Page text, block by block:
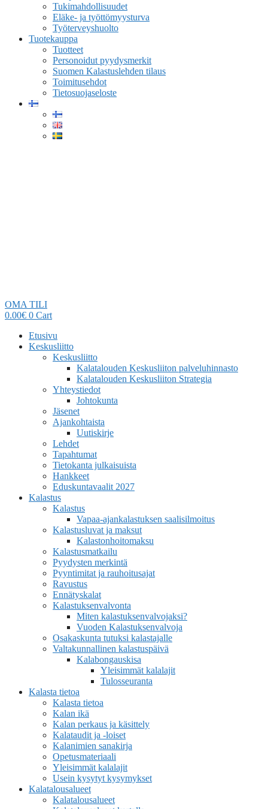
Tukimahdollisuudet
Eläke- ja työttömyysturva
Työterveyshuolto
Tuotekauppa
Tuotteet
Personoidut pyydysmerkit
Suomen Kalastuslehden tilaus
Toimitusehdot
Tietosuojaseloste
OMA TILI
0.00€ 0 Cart
Etusivu
Keskusliitto
Keskusliitto
Kalatalouden Keskusliiton palveluhinnasto
Kalatalouden Keskusliiton Strategia
Yhteystiedot
Johtokunta
Jäsenet
Ajankohtaista
Uutiskirje
Lehdet
Tapahtumat
Tietokanta julkaisuista
Hankkeet
Eduskuntavaalit 2027
Kalastus
Kalastus
Vapaa-ajankalastuksen saalisilmoitus
Kalastusluvat ja maksut
Kalastonhoitomaksu
Kalastusmatkailu
Pyydysten merkintä
Pyyntimitat ja rauhoitusajat
Ravustus
Ennätyskalat
Kalastuksenvalvonta
Miten kalastuksenvalvojaksi?
Vuoden Kalastuksenvalvoja
Osakaskunta tutuksi kalastajalle
Valtakunnallinen kalastuspäivä
Kalabongauskisa
Yleisimmät kalalajit
Tulosseuranta
Kalasta tietoa
Kalasta tietoa
Kalan ikä
Kalan perkaus ja käsittely
Kalataudit ja -loiset
Kalanimien sanakirja
Opetusmateriaali
Yleisimmät kalalajit
Usein kysytyt kysymykset
Kalatalousalueet
Kalatalousalueet